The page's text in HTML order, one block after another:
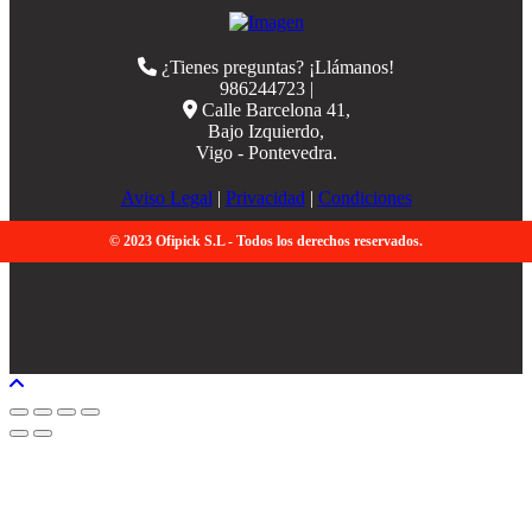
¿Tienes preguntas? ¡Llámanos!
986244723 |
Calle Barcelona 41,
Bajo Izquierdo,
Vigo - Pontevedra.
Aviso Legal | Privacidad | Condiciones
© 2023 Ofipick S.L - Todos los derechos reservados.